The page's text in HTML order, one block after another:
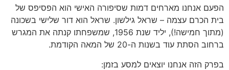
הפעם אנחנו מארחים דמות שסיפורה האישי הוא הפסיפס של
בית הכרם עצמה – שראל גילשון. שראל הוא דור שלישי בשכונה
(מתוך חמישה!), יליד שנת 1956, שמשפחתו קנתה את המגרש
ברחוב הסתת עוד בשנות ה-20 של המאה הקודמת.
בפרק הזה אנחנו יוצאים למסע בזמן: